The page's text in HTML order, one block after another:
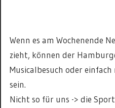
Wenn es am Wochenende
zieht, können der
Musicalbesuch oder
sein.
Nicht so für uns -> die